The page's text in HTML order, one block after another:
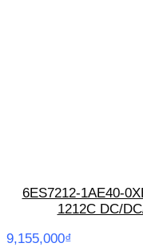
6ES7212-1AE40-
1212C DC/
9,155,000₫